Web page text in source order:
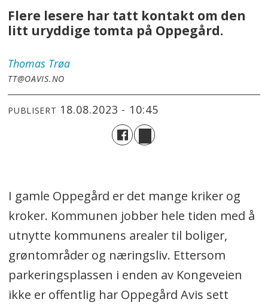
Flere lesere har tatt kontakt om den
litt uryddige tomta på Oppegård.
Thomas Trøa
TT@OAVIS.NO
PUBLISERT 18.08.2023 - 10:45
I gamle Oppegård er det mange kriker og
kroker. Kommunen jobber hele tiden med å
utnytte kommunens arealer til boliger,
grøntområder og næringsliv. Ettersom
parkeringsplassen i enden av Kongeveien
ikke er offentlig har Oppegård Avis sett